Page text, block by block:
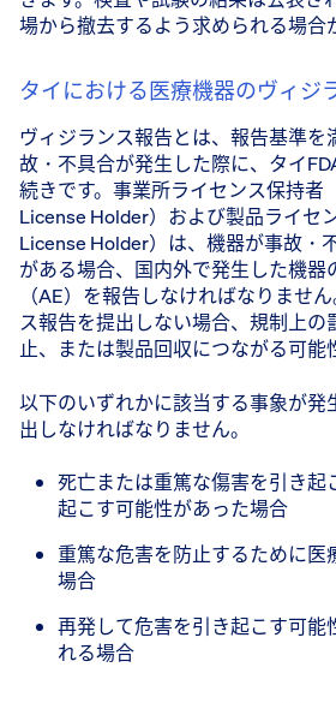
場から撤去するよう求められる場合
タイにおける医療機器のヴィジ
ヴィジランス報告とは、報告基準を
故・不具合が発生した際に、タイ
続きです。事業所ライセンス保持者
License Holder）および製品ライセ
License Holder）は、機器が事故・
がある場合、国内外で発生した機器
（AE）を報告しなければなりませ
ス報告を提出しない場合、規制上の
止、または製品回収につながる可能
以下のいずれかに該当する事象が発
出しなければなりません。
死亡または重篤な傷害を引き起
起こす可能性があった場合
重篤な危害を防止するために医
場合
再発して危害を引き起こす可能
れる場合